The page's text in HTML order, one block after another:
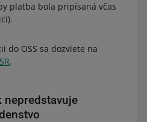
platba bola pripísaná včas
do OSS sa dozviete na
.
nepredstavuje